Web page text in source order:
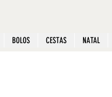
BOLOS CESTAS NATAL